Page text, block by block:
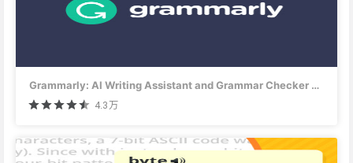
Grammarly: AI Writing Assistant and Grammar Checker App
4.3万